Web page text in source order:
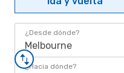
¿Desde dónde?
Melbourne
¿Hacia dónde?